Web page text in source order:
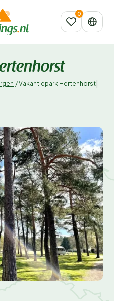
/Vakantiepark Hertenhorst